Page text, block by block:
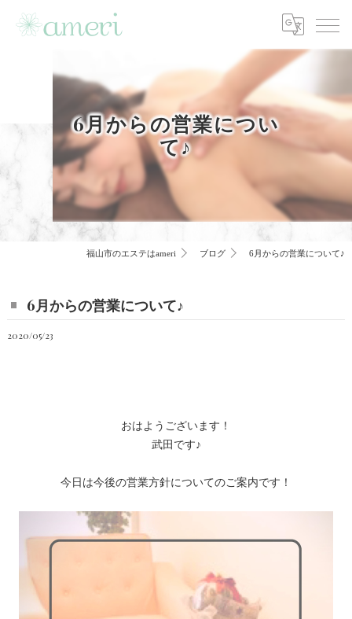
6月からの営業につい
て♪
福山市のエステはameri ブログ 6月からの営業について♪
6月からの営業について♪
2020/05/23
おはようございます！
武田です♪
今日は今後の営業方針についてのご案内です！